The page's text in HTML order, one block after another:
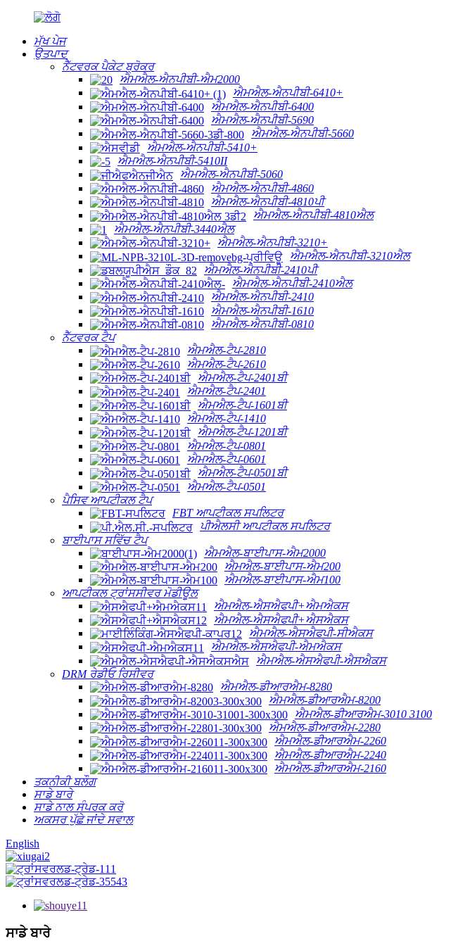
ਮੁੱਖ ਪੇਜ
ਉਤਪਾਦ
ਨੈੱਟਵਰਕ ਪੈਕੇਟ ਬ੍ਰੋਕਰ
ਐਮਐਲ-ਐਨਪੀਬੀ-ਐਮ2000
ਐਮਐਲ-ਐਨਪੀਬੀ-6410+
ਐਮਐਲ-ਐਨਪੀਬੀ-6400
ਐਮਐਲ-ਐਨਪੀਬੀ-5690
ਐਮਐਲ-ਐਨਪੀਬੀ-5660
ਐਮਐਲ-ਐਨਪੀਬੀ-5410+
ਐਮਐਲ-ਐਨਪੀਬੀ-5410II
ਐਮਐਲ-ਐਨਪੀਬੀ-5060
ਐਮਐਲ-ਐਨਪੀਬੀ-4860
ਐਮਐਲ-ਐਨਪੀਬੀ-4810ਪੀ
ਐਮਐਲ-ਐਨਪੀਬੀ-4810ਐਲ
ਐਮਐਲ-ਐਨਪੀਬੀ-3440ਐਲ
ਐਮਐਲ-ਐਨਪੀਬੀ-3210+
ਐਮਐਲ-ਐਨਪੀਬੀ-3210ਐਲ
ਐਮਐਲ-ਐਨਪੀਬੀ-2410ਪੀ
ਐਮਐਲ-ਐਨਪੀਬੀ-2410ਐਲ
ਐਮਐਲ-ਐਨਪੀਬੀ-2410
ਐਮਐਲ-ਐਨਪੀਬੀ-1610
ਐਮਐਲ-ਐਨਪੀਬੀ-0810
ਨੈੱਟਵਰਕ ਟੈਪ
ਐਮਐਲ-ਟੈਪ-2810
ਐਮਐਲ-ਟੈਪ-2610
ਐਮਐਲ-ਟੈਪ-2401ਬੀ
ਐਮਐਲ-ਟੈਪ-2401
ਐਮਐਲ-ਟੈਪ-1601ਬੀ
ਐਮਐਲ-ਟੈਪ-1410
ਐਮਐਲ-ਟੈਪ-1201ਬੀ
ਐਮਐਲ-ਟੈਪ-0801
ਐਮਐਲ-ਟੈਪ-0601
ਐਮਐਲ-ਟੈਪ-0501ਬੀ
ਐਮਐਲ-ਟੈਪ-0501
ਪੈਸਿਵ ਆਪਟੀਕਲ ਟੈਪ
FBT ਆਪਟੀਕਲ ਸਪਲਿਟਰ
ਪੀਐਲਸੀ ਆਪਟੀਕਲ ਸਪਲਿਟਰ
ਬਾਈਪਾਸ ਸਵਿੱਚ ਟੈਪ
ਐਮਐਲ-ਬਾਈਪਾਸ-ਐਮ2000
ਐਮਐਲ-ਬਾਈਪਾਸ-ਐਮ200
ਐਮਐਲ-ਬਾਈਪਾਸ-ਐਮ100
ਆਪਟੀਕਲ ਟ੍ਰਾਂਸਸੀਵਰ ਮੋਡੀਊਲ
ਐਮਐਲ-ਐਸਐਫਪੀ+ਐਮਐਕਸ
ਐਮਐਲ-ਐਸਐਫਪੀ+ਐਸਐਕਸ
ਐਮਐਲ-ਐਸਐਫਪੀ-ਸੀਐਕਸ
ਐਮਐਲ-ਐਸਐਫਪੀ-ਐਮਐਕਸ
ਐਮਐਲ-ਐਸਐਫਪੀ-ਐਸਐਕਸ
DRM ਰੇਡੀਓ ਰਿਸੀਵਰ
ਐਮਐਲ-ਡੀਆਰਐਮ-8280
ਐਮਐਲ-ਡੀਆਰਐਮ-8200
ਐਮਐਲ-ਡੀਆਰਐਮ-3010 3100
ਐਮਐਲ-ਡੀਆਰਐਮ-2280
ਐਮਐਲ-ਡੀਆਰਐਮ-2260
ਐਮਐਲ-ਡੀਆਰਐਮ-2240
ਐਮਐਲ-ਡੀਆਰਐਮ-2160
ਤਕਨੀਕੀ ਬਲੌਗ
ਸਾਡੇ ਬਾਰੇ
ਸਾਡੇ ਨਾਲ ਸੰਪਰਕ ਕਰੋ
ਅਕਸਰ ਪੁੱਛੇ ਜਾਂਦੇ ਸਵਾਲ
English
ਸਾਡੇ ਬਾਰੇ